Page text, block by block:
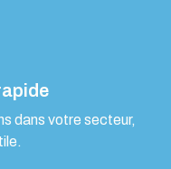
dans votre secteur,